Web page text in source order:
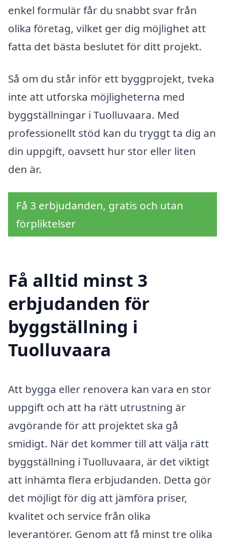
enkel formulär får du snabbt svar från
olika företag, vilket ger dig möjlighet att
fatta det bästa beslutet för ditt projekt.
Så om du står inför ett byggprojekt, tveka
inte att utforska möjligheterna med
byggställningar i Tuolluvaara. Med
professionellt stöd kan du tryggt ta dig an
din uppgift, oavsett hur stor eller liten
den är.
Få 3 erbjudanden, gratis och utan
förpliktelser
Få alltid minst 3
erbjudanden för
byggställning i
Tuolluvaara
Att bygga eller renovera kan vara en stor
uppgift och att ha rätt utrustning är
avgörande för att projektet ska gå
smidigt. När det kommer till att välja rätt
byggställning i Tuolluvaara, är det viktigt
att inhämta flera erbjudanden. Detta gör
det möjligt för dig att jämföra priser,
kvalitet och service från olika
leverantörer. Genom att få minst tre olika